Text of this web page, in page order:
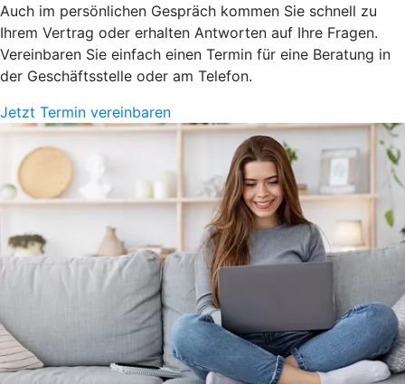
Auch im persönlichen Gespräch kommen Sie schnell zu
Ihrem Vertrag oder erhalten Antworten auf Ihre Fragen.
Vereinbaren Sie einfach einen Termin für eine Beratung in
der Geschäftsstelle oder am Telefon.
Jetzt Termin vereinbaren